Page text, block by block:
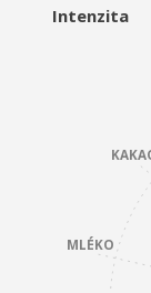
Intenzita
MLÉKO